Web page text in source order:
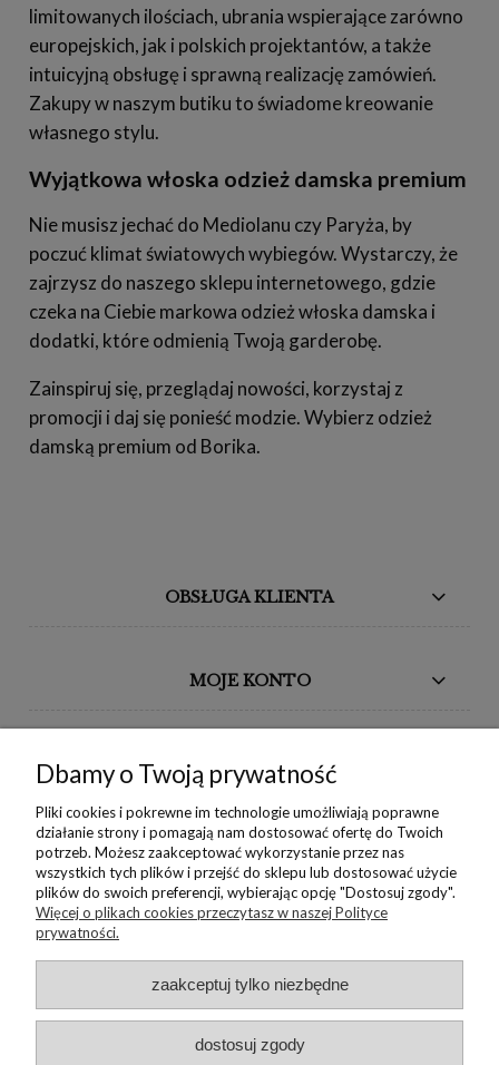
limitowanych ilościach, ubrania wspierające zarówno
europejskich, jak i polskich projektantów, a także
intuicyjną obsługę i sprawną realizację zamówień.
Zakupy w naszym butiku to świadome kreowanie
własnego stylu.
Wyjątkowa włoska odzież damska premium
Nie musisz jechać do Mediolanu czy Paryża, by
poczuć klimat światowych wybiegów. Wystarczy, że
zajrzysz do naszego sklepu internetowego, gdzie
czeka na Ciebie markowa odzież włoska damska i
dodatki, które odmienią Twoją garderobę.
Zainspiruj się, przeglądaj nowości, korzystaj z
promocji i daj się ponieść modzie. Wybierz odzież
damską premium od Borika.
OBSŁUGA KLIENTA
MOJE KONTO
BORIKA DESIGN
MONIKA BORAK
NEWSLETTER
Copyright © 2022 Borika.pl
Dbamy o Twoją prywatność
Pliki cookies i pokrewne im technologie umożliwiają poprawne
działanie strony i pomagają nam dostosować ofertę do Twoich
potrzeb. Możesz zaakceptować wykorzystanie przez nas
wszystkich tych plików i przejść do sklepu lub dostosować użycie
plików do swoich preferencji, wybierając opcję "Dostosuj zgody".
Więcej o plikach cookies przeczytasz w naszej Polityce
prywatności.
zaakceptuj tylko niezbędne
dostosuj zgody